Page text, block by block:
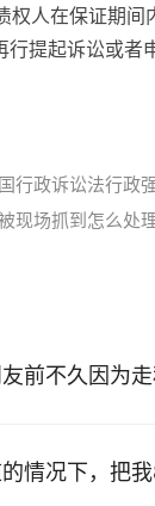
权人在保证期
提起诉讼或者
行政诉讼法行政
现场抓到怎么处
友前不久因为
情况下，把